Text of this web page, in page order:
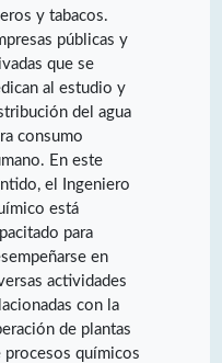
y tabacos.
públicas y
que se
al estudio y
del agua
consumo
En este
el Ingeniero
está
para
en
actividades
con la
de plantas
procesos químicos